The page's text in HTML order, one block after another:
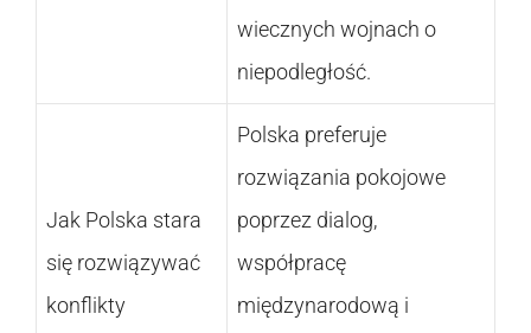
wiecznych wojnach o
niepodległość.
Jak Polska stara
się rozwiązywać
konflikty
Polska preferuje
rozwiązania pokojowe
poprzez dialog,
współpracę
międzynarodową i